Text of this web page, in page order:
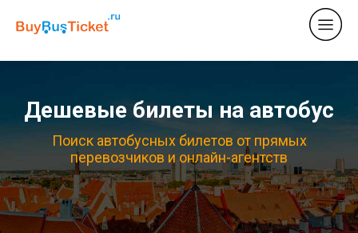
Дешевые билеты на автобус
Поиск автобусных билетов от прямых
перевозчиков и онлайн-агентств